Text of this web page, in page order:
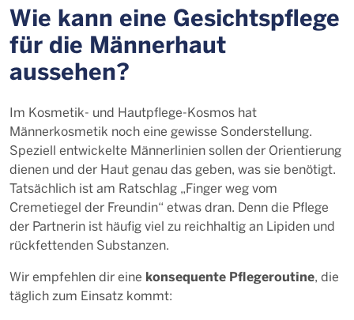
Wie kann eine Gesichtspflege
für die Männerhaut
aussehen?
Im Kosmetik- und Hautpflege-Kosmos hat
Männerkosmetik noch eine gewisse Sonderstellung.
Speziell entwickelte Männerlinien sollen der Orientierung
dienen und der Haut genau das geben, was sie benötigt.
Tatsächlich ist am Ratschlag „Finger weg vom
Cremetiegel der Freundin“ etwas dran. Denn die Pflege
der Partnerin ist häufig viel zu reichhaltig an Lipiden und
rückfettenden Substanzen.
Wir empfehlen dir eine konsequente Pflegeroutine, die
täglich zum Einsatz kommt: